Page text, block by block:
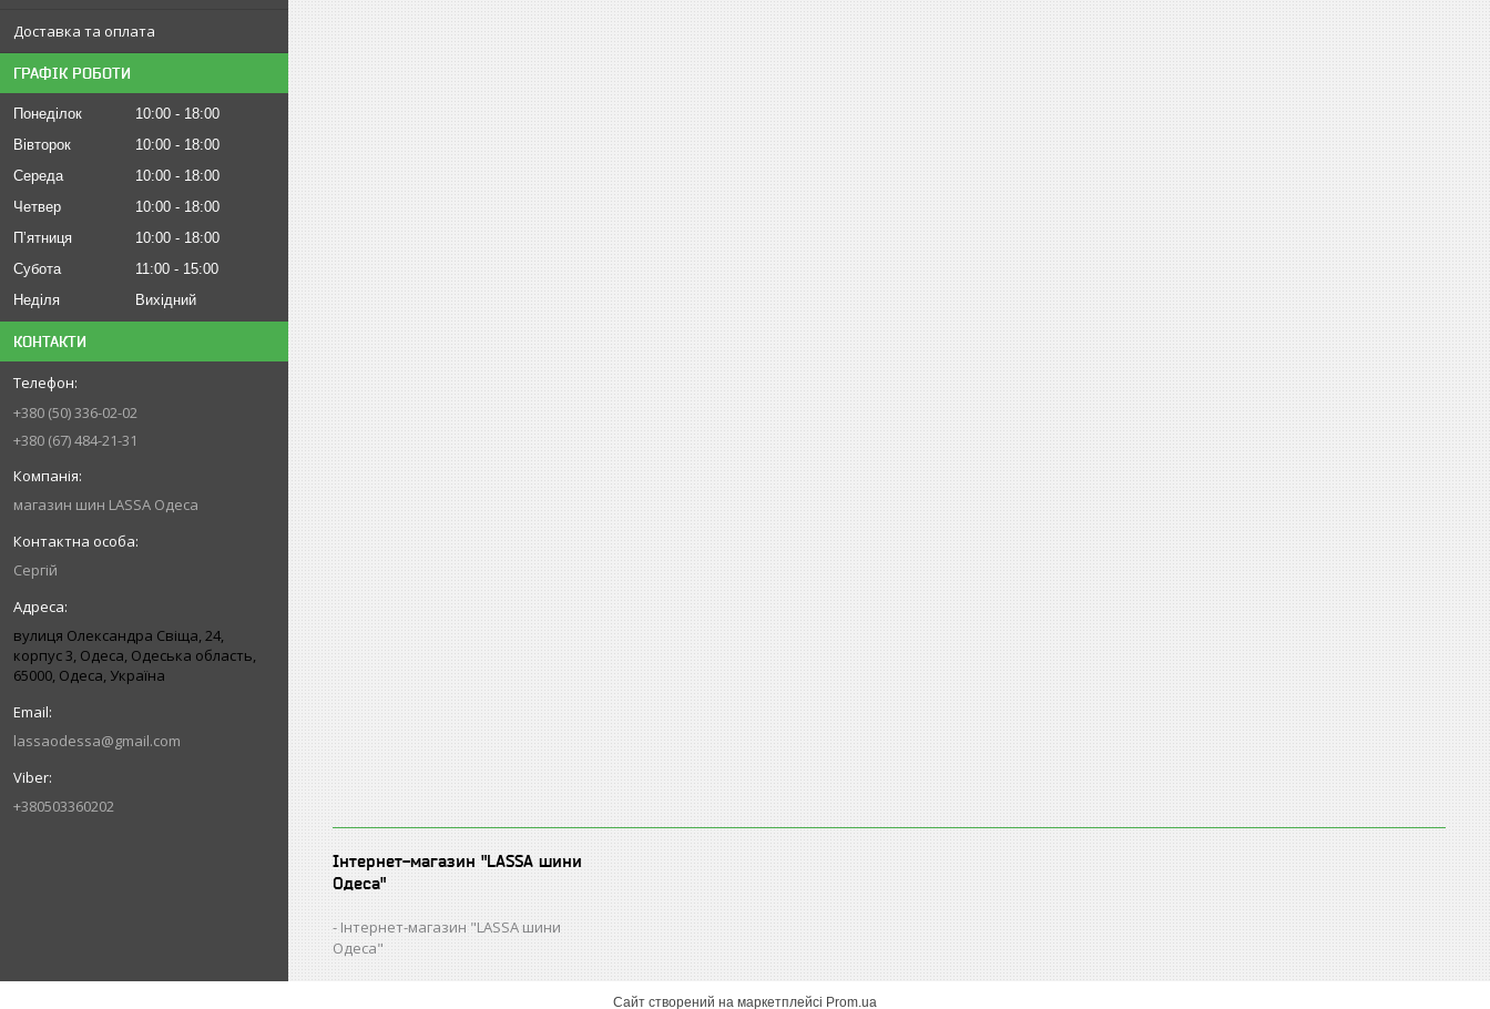
Доставка та оплата
ГРАФІК РОБОТИ
Понеділок 10:00
18:00
Вівторок
10:00
18:00
Середа
10:00
18:00
Четвер
10:00
18:00
Пʼятниця
10:00
18:00
Субота
11:00
15:00
Неділя
Вихідний
КОНТАКТИ
+380 (50) 336-02-02
+380 (67) 484-21-31
магазин шин LASSA Одеса
Сергій
вулиця Олександра Свіща, 24,
корпус 3, Одеса, Одеська область,
65000, Одеса, Україна
lassaodessa@gmail.com
+380503360202
Інтернет-магазин "LASSA шини
Одеса"
Інтернет-магазин "LASSA шини
Одеса"
Сайт створений на маркетплейсі Prom.ua